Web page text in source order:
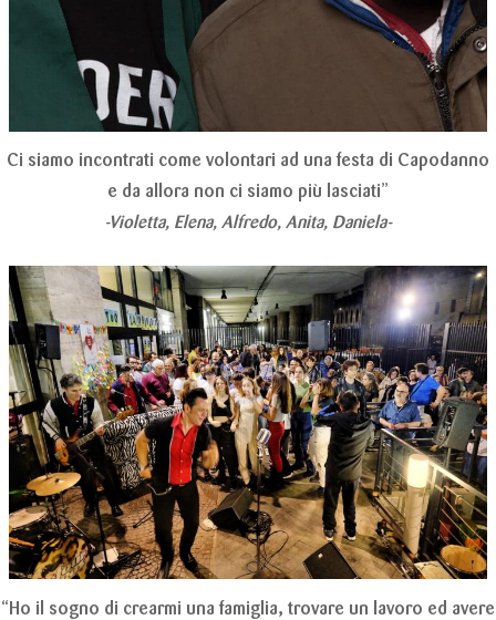
Ci siamo incontrati come volontari ad una festa di Capodanno
e da allora non ci siamo più lasciati”
-Violetta, Elena, Alfredo, Anita, Daniela-
“Ho il sogno di crearmi una famiglia, trovare un lavoro ed avere